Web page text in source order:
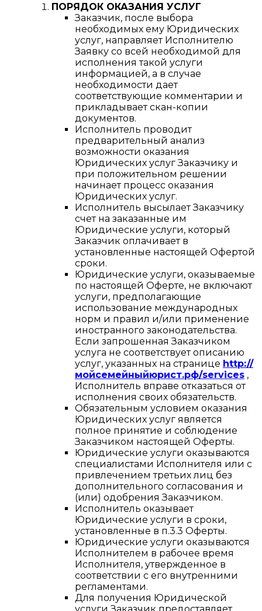
ПОРЯДОК ОКАЗАНИЯ УСЛУГ
Заказчик, после выбора
необходимых ему Юридических
услуг, направляет Исполнителю
Заявку со всей необходимой для
исполнения такой услуги
информацией, а в случае
необходимости дает
соответствующие комментарии и
прикладывает скан-копии
документов.
Исполнитель проводит
предварительный анализ
возможности оказания
Юридических услуг Заказчику и
при положительном решении
начинает процесс оказания
Юридических услуг.
Исполнитель высылает Заказчику
счет на заказанные им
Юридические услуги, который
Заказчик оплачивает в
установленные настоящей Офертой
сроки.
Юридические услуги, оказываемые
по настоящей Оферте, не включают
услуги, предполагающие
использование международных
норм и правил и/или применение
иностранного законодательства.
Если запрошенная Заказчиком
услуга не соответствует описанию
услуг, указанных на странице http://
мойсемейныйюрист.рф/services ,
Исполнитель вправе отказаться от
исполнения своих обязательств.
Обязательным условием оказания
Юридических услуг является
полное принятие и соблюдение
Заказчиком настоящей Оферты.
Юридические услуги оказываются
специалистами Исполнителя или с
привлечением третьих лиц без
дополнительного согласования и
(или) одобрения Заказчиком.
Исполнитель оказывает
Юридические услуги в сроки,
установленные в п.3.3 Оферты.
Юридические услуги оказываются
Исполнителем в рабочее время
Исполнителя, утвержденное в
соответствии с его внутренними
регламентами.
Для получения Юридической